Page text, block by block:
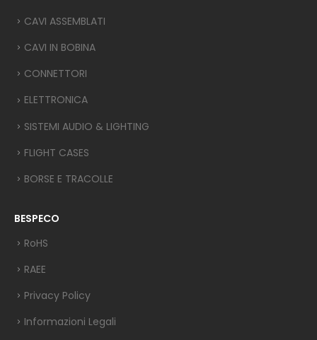
CAVI ASSEMBLATI
CAVI IN BOBINA
CONNETTORI
ELETTRONICA
SISTEMI AUDIO & LIGHTING
FLIGHT CASES
BORSE E TRACOLLE
BESPECO
RoHS
RAEE
Privacy Policy
Informazioni Legali